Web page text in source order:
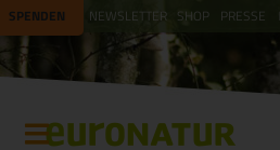
SPENDEN NEWSLETTER SHOP PRESSE